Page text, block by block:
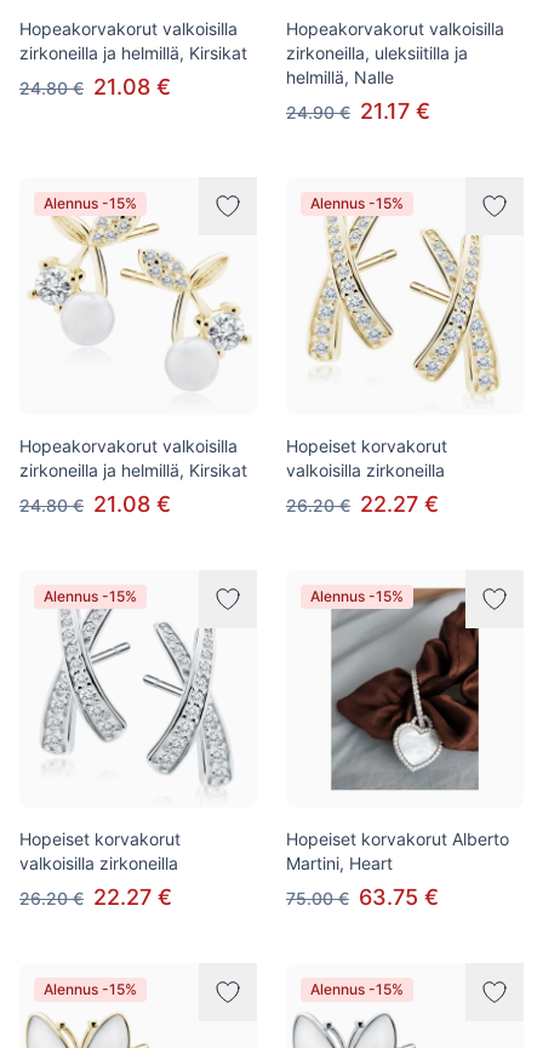
Hopeakorvakorut valkoisilla
zirkoneilla ja helmillä, Kirsikat
24.80 € 21.08 €
Hopeakorvakorut valkoisilla
zirkoneilla, uleksiitilla ja
helmillä, Nalle
24.90 € 21.17 €
Alennus -15%
Hopeakorvakorut valkoisilla
zirkoneilla ja helmillä, Kirsikat
24.80 € 21.08 €
Alennus -15%
Hopeiset korvakorut
valkoisilla zirkoneilla
26.20 € 22.27 €
Alennus -15%
Hopeiset korvakorut
valkoisilla zirkoneilla
26.20 € 22.27 €
Alennus -15%
Hopeiset korvakorut Alberto
Martini, Heart
75.00 € 63.75 €
Alennus -15% Alennus -15%